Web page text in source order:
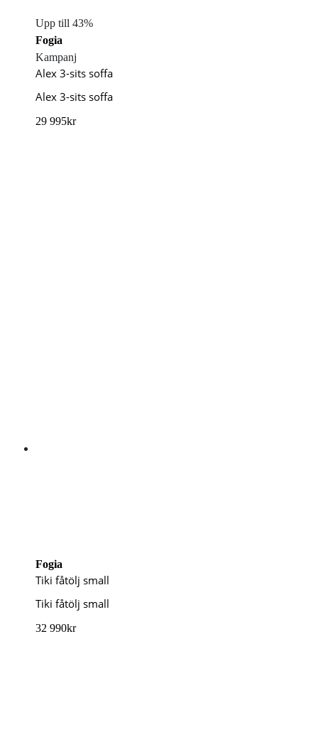
Upp till 43%
Fogia
Kampanj
Alex 3-sits soffa
Alex 3-sits soffa
29 995kr
Fogia
Tiki fåtölj small
Tiki fåtölj small
32 990kr